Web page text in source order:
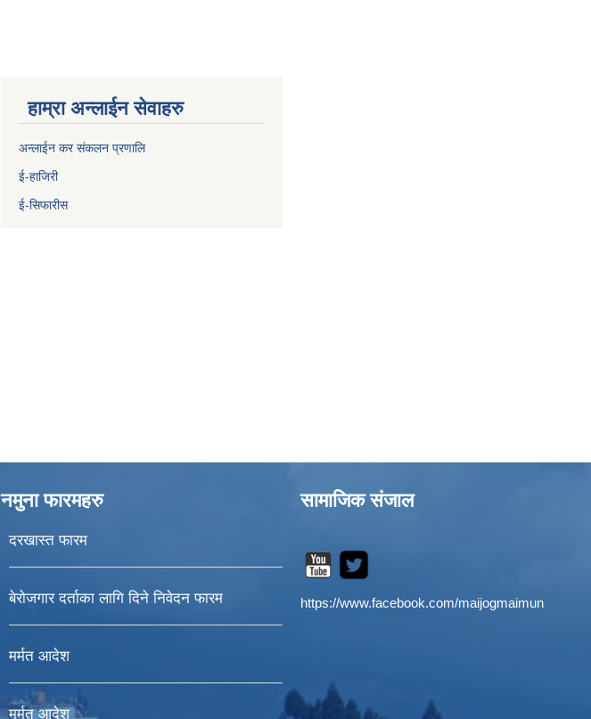
हाम्रा अन्लाईन सेवाहरु
अन्लाईन कर संकलन प्रणालि
ई-हाजिरी
ई-सिफारीस
नमुना फारमहरु
दरखास्त फारम
बेरोजगार दर्ताका लागि दिने निवेदन फारम
मर्मत आदेश
मर्मत आदेश
सामाजिक संजाल
https://www.facebook.com/maijogmaimun